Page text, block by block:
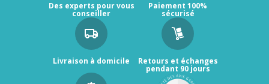
Des experts pour vous
conseiller
Paiement 100%
sécurisé
Livraison à domicile Retours et échanges
pendant 90 jours